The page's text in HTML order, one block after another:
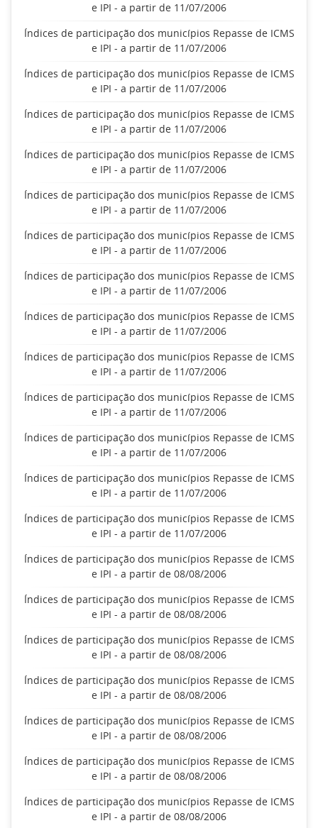
e IPI - a partir de 11/07/2006
Índices de participação dos municípios Repasse de ICMS
e IPI - a partir de 11/07/2006
Índices de participação dos municípios Repasse de ICMS
e IPI - a partir de 11/07/2006
Índices de participação dos municípios Repasse de ICMS
e IPI - a partir de 11/07/2006
Índices de participação dos municípios Repasse de ICMS
e IPI - a partir de 11/07/2006
Índices de participação dos municípios Repasse de ICMS
e IPI - a partir de 11/07/2006
Índices de participação dos municípios Repasse de ICMS
e IPI - a partir de 11/07/2006
Índices de participação dos municípios Repasse de ICMS
e IPI - a partir de 11/07/2006
Índices de participação dos municípios Repasse de ICMS
e IPI - a partir de 11/07/2006
Índices de participação dos municípios Repasse de ICMS
e IPI - a partir de 11/07/2006
Índices de participação dos municípios Repasse de ICMS
e IPI - a partir de 11/07/2006
Índices de participação dos municípios Repasse de ICMS
e IPI - a partir de 11/07/2006
Índices de participação dos municípios Repasse de ICMS
e IPI - a partir de 11/07/2006
Índices de participação dos municípios Repasse de ICMS
e IPI - a partir de 11/07/2006
Índices de participação dos municípios Repasse de ICMS
e IPI - a partir de 08/08/2006
Índices de participação dos municípios Repasse de ICMS
e IPI - a partir de 08/08/2006
Índices de participação dos municípios Repasse de ICMS
e IPI - a partir de 08/08/2006
Índices de participação dos municípios Repasse de ICMS
e IPI - a partir de 08/08/2006
Índices de participação dos municípios Repasse de ICMS
e IPI - a partir de 08/08/2006
Índices de participação dos municípios Repasse de ICMS
e IPI - a partir de 08/08/2006
Índices de participação dos municípios Repasse de ICMS
e IPI - a partir de 08/08/2006